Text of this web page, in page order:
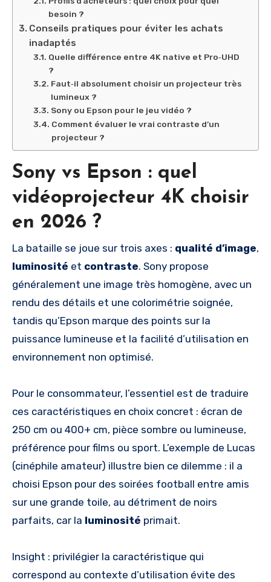
besoin ?
Conseils pratiques pour éviter les achats
inadaptés
Quelle différence entre 4K native et Pro‑UHD
?
Faut‑il absolument choisir un projecteur très
lumineux ?
Sony ou Epson pour le jeu vidéo ?
Comment évaluer le vrai contraste d’un
projecteur ?
Sony vs Epson : quel
vidéoprojecteur 4K choisir
en 2026 ?
La bataille se joue sur trois axes : qualité d’image,
luminosité et contraste. Sony propose
généralement une image très homogène, avec un
rendu des détails et une colorimétrie soignée,
tandis qu’Epson marque des points sur la
puissance lumineuse et la facilité d’utilisation en
environnement non optimisé.
Pour le consommateur, l’essentiel est de traduire
ces caractéristiques en choix concret : écran de
250 cm ou 400+ cm, pièce sombre ou lumineuse,
préférence pour films ou sport. L’exemple de Lucas
(cinéphile amateur) illustre bien ce dilemme : il a
choisi Epson pour des soirées football entre amis
sur une grande toile, au détriment de noirs
parfaits, car la luminosité primait.
Insight : privilégier la caractéristique qui
correspond au contexte d’utilisation évite des